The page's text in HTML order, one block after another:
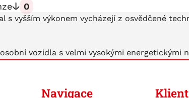
0
s vyšším výkonem vycházejí z osvědčené
vozidla s velmi vysokými energetickými
Navigace